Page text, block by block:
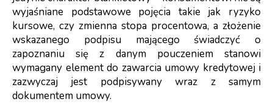
wyjaśniane podstawowe pojęcia takie jak ryzyko
kursowe, czy zmienna stopa procentowa, a złożenie
wskazanego podpisu mającego świadczyć o
zapoznaniu się z danym pouczeniem stanowi
wymagany element do zawarcia umowy kredytowej i
zazwyczaj jest podpisywany wraz z samym
dokumentem umowy.